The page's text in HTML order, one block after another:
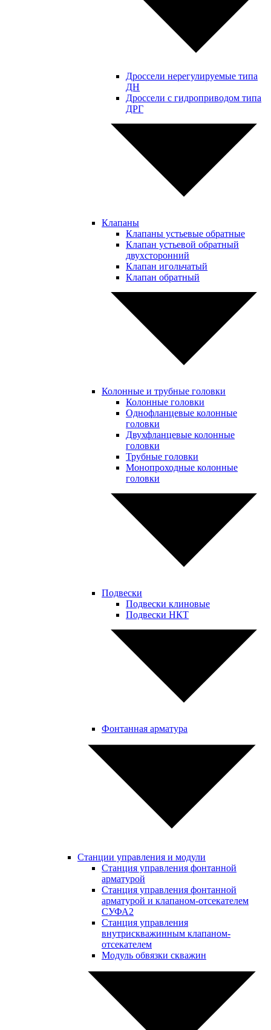
Дроссели нерегулируемые типа
ДН
Дроссели с гидроприводом типа
ДРГ
Клапаны
Клапаны устьевые обратные
Клапан устьевой обратный
двухсторонний
Клапан игольчатый
Клапан обратный
Колонные и трубные головки
Колонные головки
Однофланцевые колонные
головки
Двухфланцевые колонные
головки
Трубные головки
Монопроходные колонные
головки
Подвески
Подвески клиновые
Подвески НКТ
Фонтанная арматура
Станции управления и модули
Станция управления фонтанной
арматурой
Станция управления фонтанной
арматурой и клапаном-отсекателем
СУФА2
Станция управления
внутрискважинным клапаном-
отсекателем
Модуль обвязки скважин